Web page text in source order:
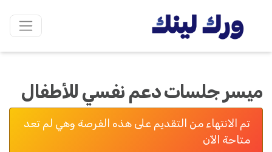
ميسر جلسات دعم نفسي للأطفال
تم الانتهاء من التقديم على هذه الفرصة وهي لم تعد
متاحة الآن